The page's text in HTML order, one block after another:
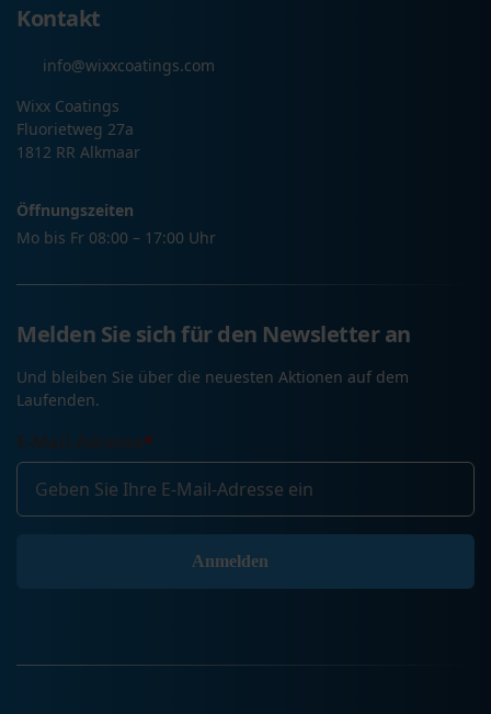
Kontakt
info@wixxcoatings.com
Wixx Coatings
Fluorietweg 27a
1812 RR Alkmaar
Öffnungszeiten
Mo bis Fr 08:00 – 17:00 Uhr
Melden Sie sich für den Newsletter an
Und bleiben Sie über die neuesten Aktionen auf dem
Laufenden.
*